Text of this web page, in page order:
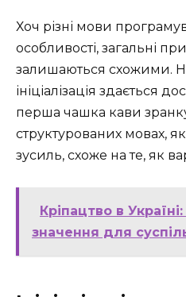
Хоч різні мови
особливості, загальні
залишаються схожими.
ініціалізація здається
перша чашка кави
структурованих мовах,
зусиль, схоже на те, як
Кріпацтво в
значення для